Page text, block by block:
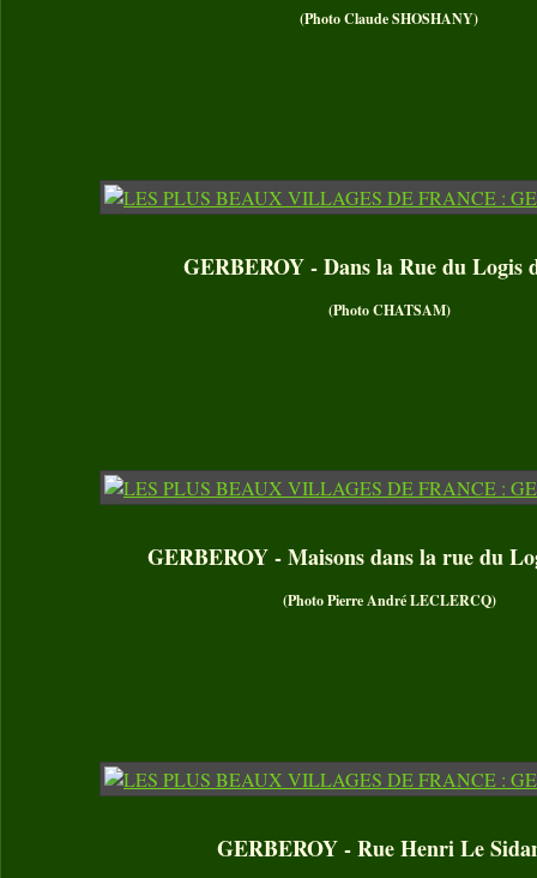
(Photo Claude SHOSHANY)
GERBEROY - Dans la Rue du Logis
(Photo CHATSAM)
GERBEROY - Maisons dans la rue du
(Photo Pierre André LECLERCQ)
GERBEROY - Rue Henri Le